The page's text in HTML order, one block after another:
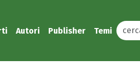
Autori Publisher Temi